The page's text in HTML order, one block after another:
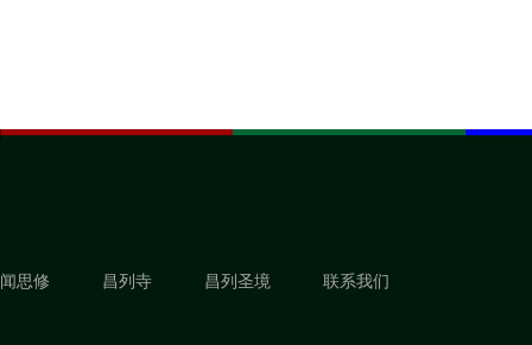
闻思修 昌列寺 昌列圣境 联系我们